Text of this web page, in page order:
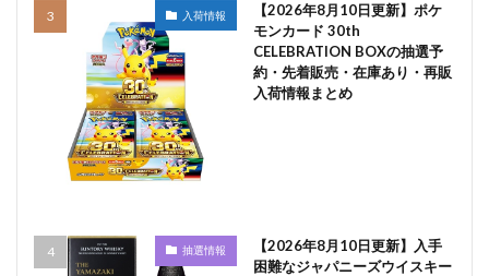
入荷情報
【2026年8月10日更新】ポケ
モンカード 30th
CELEBRATION BOXの抽選予
約・先着販売・在庫あり・再販
入荷情報まとめ
抽選情報
【2026年8月10日更新】入手
困難なジャパニーズウイスキー